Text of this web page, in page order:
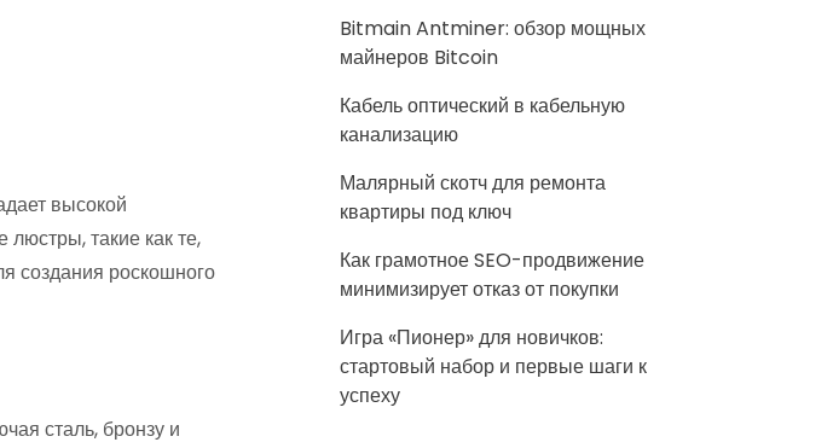
высокой
такие как те,
создания роскошного
сталь, бронзу и
Bitmain Antminer: обзор мощных
майнеров Bitcoin
Кабель оптический в кабельную
канализацию
Малярный скотч для ремонта
квартиры под ключ
Как грамотное SEO-продвижение
минимизирует отказ от покупки
Игра «Пионер» для новичков:
стартовый набор и первые шаги к
успеху